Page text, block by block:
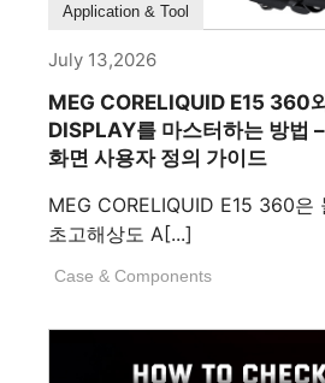
How To Guide
Application & Tool
July 13,2026
MEG CORELIQUID E15 360
DISPLAY를 마스터하는 방법
화면 사용자 정의 가이드
MEG CORELIQUID E15 360은
초고해상도 A[...]
Case & Components